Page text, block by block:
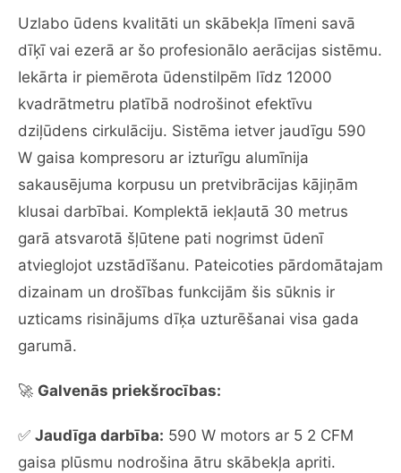
Uzlabo ūdens kvalitāti un skābekļa līmeni savā
dīķī vai ezerā ar šo profesionālo aerācijas sistēmu.
Iekārta ir piemērota ūdenstilpēm līdz 12000
kvadrātmetru platībā nodrošinot efektīvu
dziļūdens cirkulāciju. Sistēma ietver jaudīgu 590
W gaisa kompresoru ar izturīgu alumīnija
sakausējuma korpusu un pretvibrācijas kājiņām
klusai darbībai. Komplektā iekļautā 30 metrus
garā atsvarotā šļūtene pati nogrimst ūdenī
atvieglojot uzstādīšanu. Pateicoties pārdomātajam
dizainam un drošības funkcijām šis sūknis ir
uzticams risinājums dīķa uzturēšanai visa gada
garumā.
🚀 Galvenās priekšrocības:
✅ Jaudīga darbība: 590 W motors ar 5 2 CFM
gaisa plūsmu nodrošina ātru skābekļa apriti.